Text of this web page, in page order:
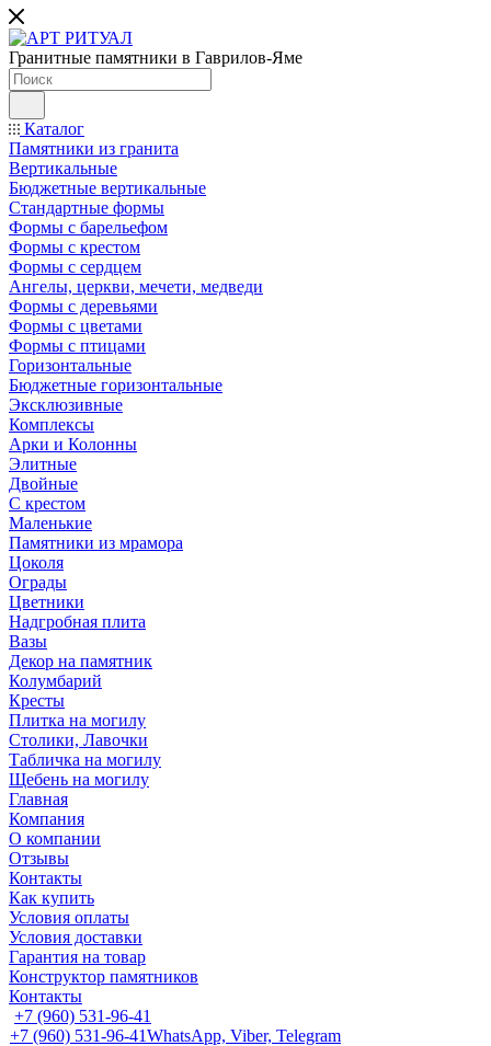
Гранитные памятники в Гаврилов-Яме
Каталог
Памятники из гранита
Вертикальные
Бюджетные вертикальные
Стандартные формы
Формы с барельефом
Формы с крестом
Формы с сердцем
Ангелы, церкви, мечети, медведи
Формы с деревьями
Формы с цветами
Формы с птицами
Горизонтальные
Бюджетные горизонтальные
Эксклюзивные
Комплексы
Арки и Колонны
Элитные
Двойные
С крестом
Маленькие
Памятники из мрамора
Цоколя
Ограды
Цветники
Надгробная плита
Вазы
Декор на памятник
Колумбарий
Кресты
Плитка на могилу
Столики, Лавочки
Табличка на могилу
Щебень на могилу
Главная
Компания
О компании
Отзывы
Контакты
Как купить
Условия оплаты
Условия доставки
Гарантия на товар
Конструктор памятников
Контакты
+7 (960) 531-96-41
+7 (960) 531-96-41WhatsApp, Viber, Telegram